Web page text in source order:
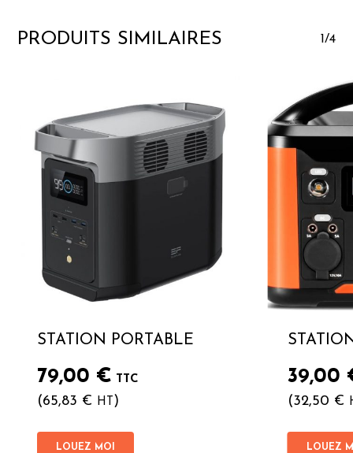
PRODUITS SIMILAIRES 1/4
STATION PORTABLE
79,00 € TTC
(65,83 € HT )
LOUEZ MOI
39,00
(32,50 €
LOUEZ